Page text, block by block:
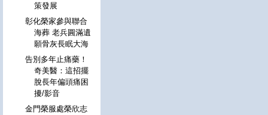
策發展
彰化榮家參與聯合
海葬 老兵圓滿遺
願骨灰長眠大海
告別多年止痛藥！
奇美醫：這招擺
脫長年偏頭痛困
擾/影音
金門榮服處榮欣志